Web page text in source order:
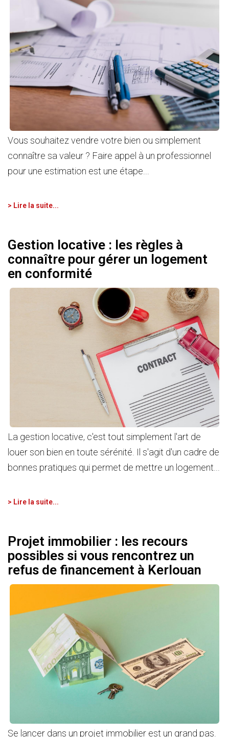
Vous souhaitez vendre votre bien ou simplement
connaître sa valeur ? Faire appel à un professionnel
pour une estimation est une étape...
> Lire la suite...
Gestion locative : les règles à
connaître pour gérer un logement
en conformité
La gestion locative, c'est tout simplement l'art de
louer son bien en toute sérénité. Il s'agit d'un cadre de
bonnes pratiques qui permet de mettre un logement...
> Lire la suite...
Projet immobilier : les recours
possibles si vous rencontrez un
refus de financement à Kerlouan
Se lancer dans un projet immobilier est un grand pas.